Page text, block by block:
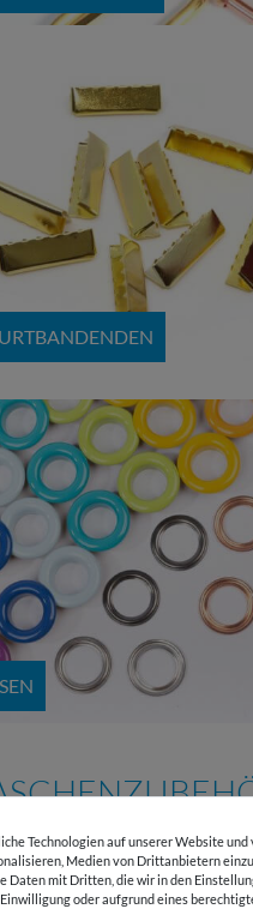
Technologien auf unserer Website
Medien von Drittanbietern
Daten mit Dritten, die wir in den
oder aufgrund eines